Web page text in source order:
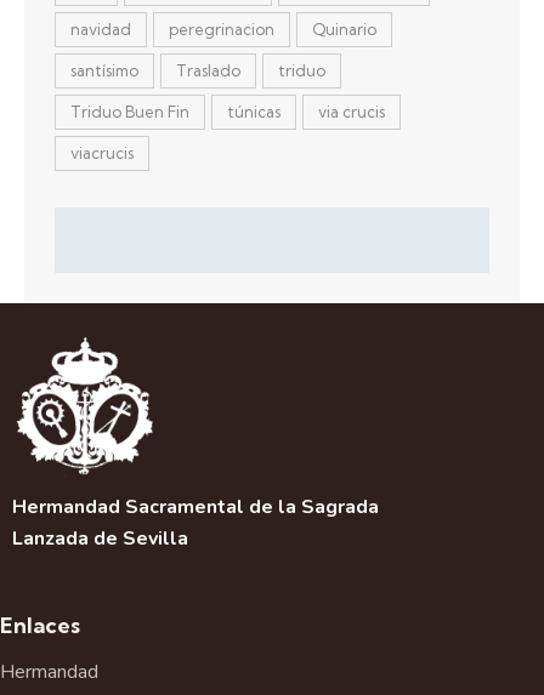
navidad peregrinacion Quinario
santísimo Traslado triduo
Triduo Buen Fin túnicas via crucis
viacrucis
Hermandad Sacramental de la Sagrada
Lanzada de Sevilla
Enlaces
Hermandad